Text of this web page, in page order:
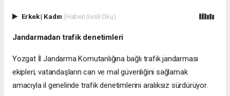
Erkek| Kadın (Haberi Sesli Oku)
Jandarmadan trafik denetimleri
Yozgat İl Jandarma Komutanlığına bağlı trafik jandarması
ekipleri, vatandaşların can ve mal güvenliğini sağlamak
amacıyla il genelinde trafik denetimlerini aralıksız sürdürüyor.